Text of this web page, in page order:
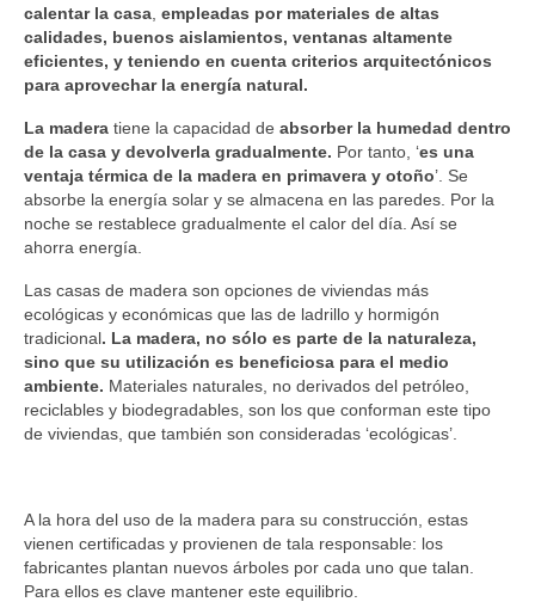
calentar la casa empleadas por materiales de altas
calidades, buenos aislamientos, ventanas altamente
eficientes, y teniendo en cuenta criterios arquitectónicos
para aprovechar la energía natural.
La madera tiene la capacidad de absorber la humedad dentro
de la casa y devolverla gradualmente. Por tanto, ‘es una
ventaja térmica de la madera en primavera y otoño’. Se
absorbe la energía solar y se almacena en las paredes. Por la
noche se restablece gradualmente el calor del día. Así se
ahorra energía.
Las casas de madera son opciones de viviendas más
ecológicas y económicas que las de ladrillo y hormigón
tradicional. La madera, no sólo es parte de la naturaleza,
sino que su utilización es beneficiosa para el medio
ambiente. Materiales naturales, no derivados del petróleo,
reciclables y biodegradables, son los que conforman este tipo
de viviendas, que también son consideradas ‘ecológicas’.
A la hora del uso de la madera para su construcción, estas
vienen certificadas y provienen de tala responsable: los
fabricantes plantan nuevos árboles por cada uno que talan.
Para ellos es clave mantener este equilibrio.